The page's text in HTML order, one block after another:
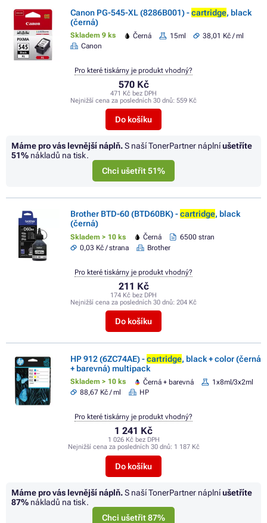
Canon PG-545-XL (8286B001) -cartridge, black
(černá)
Skladem 9 ks Černá 15ml
38,01 Kč / ml
Canon
570 Kč
471 Kč bez DPH
Nejnižší cena za posledních 30 dnů: 559 Kč
Do košíku
Pro které tiskárny je produkt vhodný?
Máme pro vás levnější náplň.S naší TonerPartner náplníušetříte
51% nákladů na tisk.
Chci ušetřit 51%
Brother BTD-60 (BTD60BK) -cartridge, black
(černá)
Skladem > 10 ks Černá
6500 stran
0,03 Kč / strana
Brother
211 Kč
174 Kč bez DPH
Nejnižší cena za posledních 30 dnů: 204 Kč
Do košíku
Pro které tiskárny je produkt vhodný?
HP 912 (6ZC74AE) -cartridge, black + color (černá
+ barevná) multipack
Skladem > 10 ks Černá + barevná
1x8ml/3x2ml
88,67 Kč / ml
HP
1 241 Kč
1 026 Kč bez DPH
Nejnižší cena za posledních 30 dnů: 1 187 Kč
Do košíku
Pro které tiskárny je produkt vhodný?
Máme pro vás levnější náplň.S naší TonerPartner náplníušetříte
87% nákladů na tisk.
Chci ušetřit 87%